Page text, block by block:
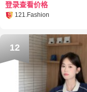
登录查看价格
121.Fashion
12